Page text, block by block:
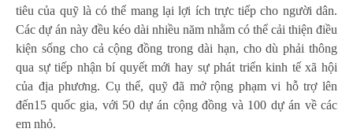
tiêu của quỹ là có thể mang lại lợi ích trực tiếp cho người dân.
Các dự án này đều kéo dài nhiều năm nhằm có thể cải thiện điều
kiện sống cho cả cộng đồng trong dài hạn, cho dù phải thông
qua sự tiếp nhận bí quyết mới hay sự phát triển kinh tế xã hội
của địa phương. Cụ thể, quỹ đã mở rộng phạm vi hỗ trợ lên
đến15 quốc gia, với 50 dự án cộng đồng và 100 dự án về các
em nhỏ.